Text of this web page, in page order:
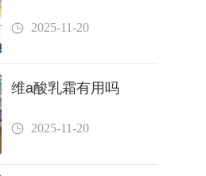
2025-11-20
维a酸乳霜有用吗
2025-11-20